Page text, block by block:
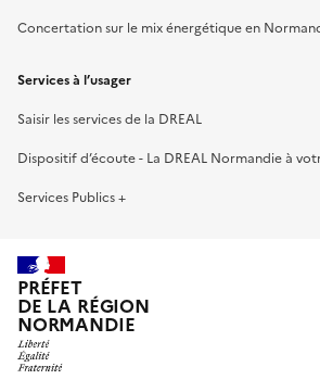
Concertation sur le mix énergétique en
Services à l’usager
Saisir les services de la DREAL
Dispositif d’écoute - La DREAL Normandie à
Services Publics +
PRÉFET
DE LA RÉGION
NORMANDIE